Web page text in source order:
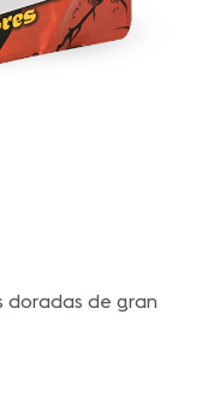
doradas de gran